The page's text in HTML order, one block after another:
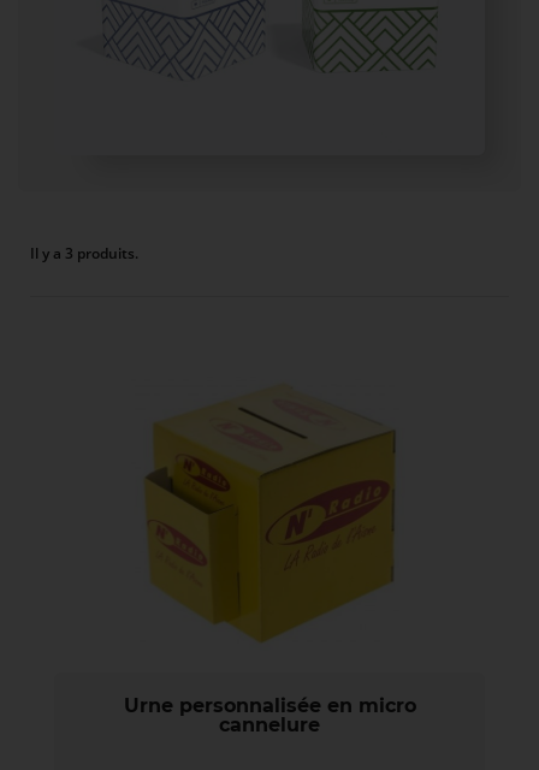
Il y a 3 produits.
Urne personnalisée en micro
cannelure